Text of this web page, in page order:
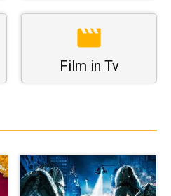
Film in Tv